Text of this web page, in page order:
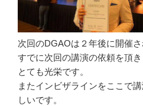
次回のDGAOは２年後に開催
すでに次回の講演の依頼を頂き
とても光栄です。
またインビザラインをここで
しいです。